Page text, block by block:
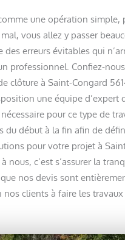
une opération simple,
vous allez y passer
des erreurs évitables qui
professionnel. Confiez-
clôture à Saint-Congard
une équipe d’expert
pour ce type de
du début à la fin afin de
pour votre projet à
nous, c’est s’assurer la
nos devis sont
nos clients à faire les travaux